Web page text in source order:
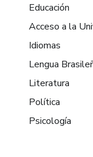
Educación
Acceso a la
Idiomas
Lengua
Literatura
Política
Psicología